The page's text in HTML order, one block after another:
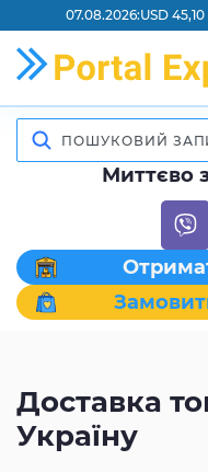
07.08.2026:USD 45,10
Миттєво
Доставка
Україну